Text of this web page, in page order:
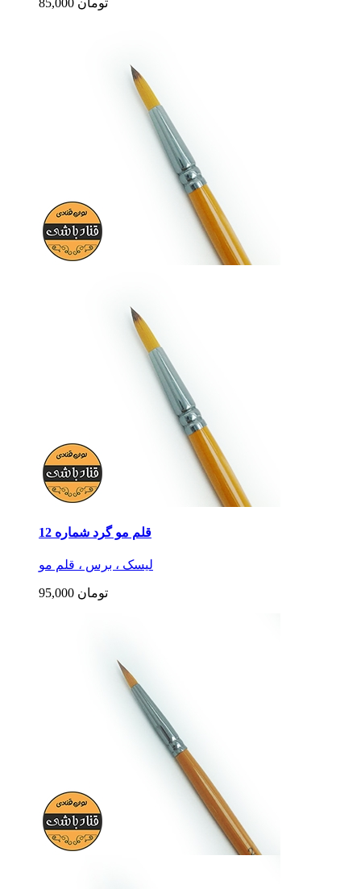
85,000 تومان
قلم مو گرد شماره 12
لیسک ، برس ، قلم مو
95,000 تومان